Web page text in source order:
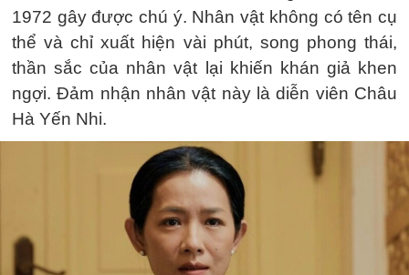
1972 gây được chú ý. Nhân vật không có tên cụ
thể và chỉ xuất hiện vài phút, song phong thái,
thần sắc của nhân vật lại khiến khán giả khen
ngợi. Đảm nhận nhân vật này là diễn viên Châu
Hà Yến Nhi.